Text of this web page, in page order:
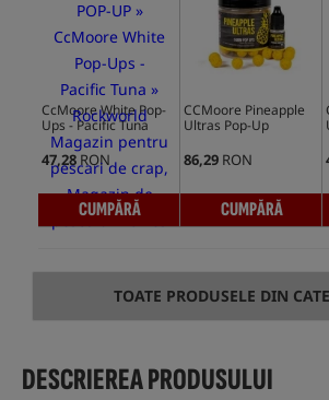
CcMoore White Pop-
Ups - Pacific Tuna
47,28 RON
CUMPĂRĂ
CCMoore Pineapple
Ultras Pop-Up
86,29 RON
CUMPĂRĂ
TOATE PRODUSELE DIN
DESCRIEREA PRODUSULUI